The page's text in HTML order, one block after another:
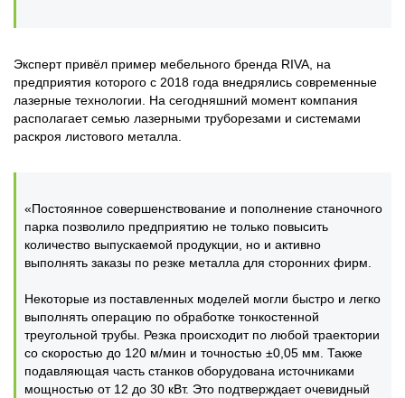
Эксперт привёл пример мебельного бренда RIVA, на
предприятия которого с 2018 года внедрялись современные
лазерные технологии. На сегодняшний момент компания
располагает семью лазерными труборезами и системами
раскроя листового металла.
«Постоянное совершенствование и пополнение станочного
парка позволило предприятию не только повысить
количество выпускаемой продукции, но и активно
выполнять заказы по резке металла для сторонних фирм.
Некоторые из поставленных моделей могли быстро и легко
выполнять операцию по обработке тонкостенной
треугольной трубы. Резка происходит по любой траектории
со скоростью до 120 м/мин и точностью ±0,05 мм. Также
подавляющая часть станков оборудована источниками
мощностью от 12 до 30 кВт. Это подтверждает очевидный